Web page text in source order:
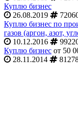
Куплю бизнес
26.08.2019
Куплю бизнес по
газов (аргон, азот,
10.12.2016
Куплю бизнес от 50
28.11.2014